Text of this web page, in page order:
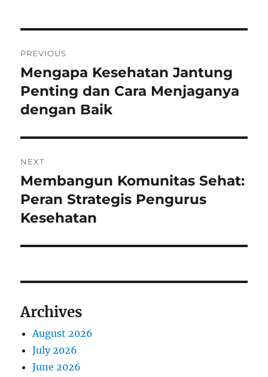
navigation
PREVIOUS
Previous
post:
Mengapa Kesehatan Jantung
Penting dan Cara Menjaganya
dengan Baik
NEXT
Next
post:
Membangun Komunitas Sehat:
Peran Strategis Pengurus
Kesehatan
Archives
August 2026
July 2026
June 2026